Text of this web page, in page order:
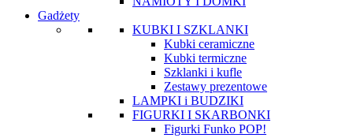
Gadżety
KUBKI I SZKLANKI
Kubki ceramiczne
Kubki termiczne
Szklanki i kufle
Zestawy prezentowe
LAMPKI i BUDZIKI
FIGURKI I SKARBONKI
Figurki Funko POP!